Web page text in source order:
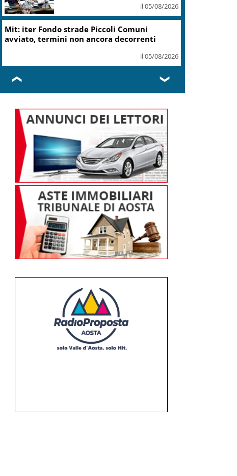
il 05/08/2026
Mit: iter Fondo strade Piccoli Comuni
avviato, termini non ancora decorrenti
il 05/08/2026
❮ ❯